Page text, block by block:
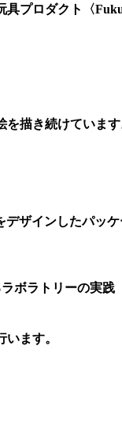
プロダクト〈
描き続けてい
ザインしたパッケ
ボラトリーの実践
ます。